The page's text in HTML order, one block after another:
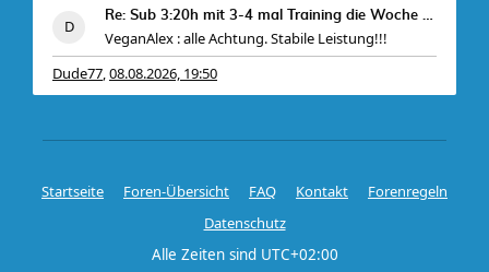
Re: Sub 3:20h mit 3-4 mal Training die Woche machb
VeganAlex : alle Achtung. Stabile Leistung!!!
Dude77,08.08.2026, 19:50
Startseite Foren-Übersicht FAQ Kontakt
Forenregeln
Datenschutz
Alle Zeiten sind UTC+02:00